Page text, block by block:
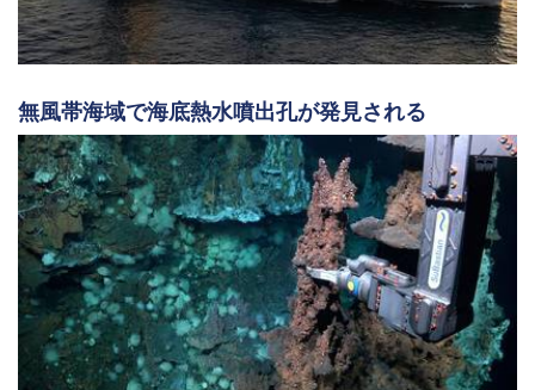
無風帯海域で海底熱水噴出孔が発見される